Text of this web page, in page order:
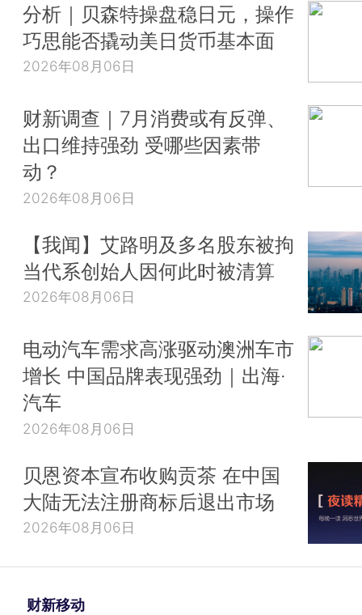
分析｜贝森特操盘稳日元，操作
巧思能否撬动美日货币基本面
2026年08月06日
财新调查｜7月消费或有反弹、
出口维持强劲 受哪些因素带
动？
2026年08月06日
【我闻】艾路明及多名股东被拘
当代系创始人因何此时被清算
2026年08月06日
电动汽车需求高涨驱动澳洲车市
增长 中国品牌表现强劲｜出海·
汽车
2026年08月06日
贝恩资本宣布收购贡茶 在中国
大陆无法注册商标后退出市场
2026年08月06日
财新移动